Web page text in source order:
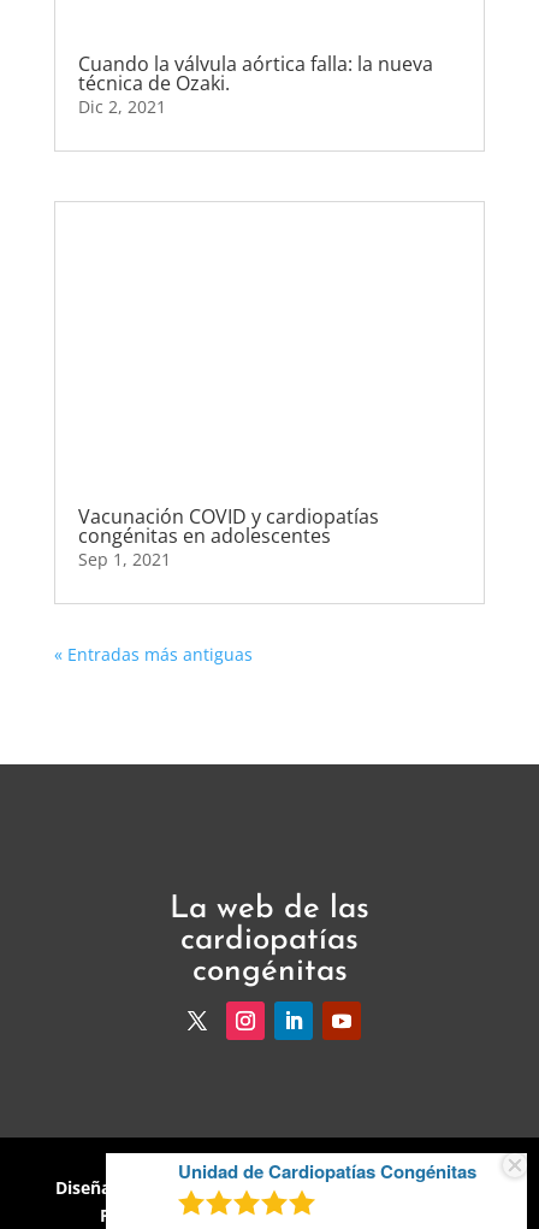
Cuando la válvula aórtica falla: la nueva
técnica de Ozaki.
Dic 2, 2021
Vacunación COVID y cardiopatías
congénitas en adolescentes
Sep 1, 2021
« Entradas más antiguas
La web de las
cardiopatías
congénitas
Diseñado por Valmond Group· Política de Cookies
Política de Privacidad· Aviso Legal · 2026
Unidad de Cardiopatías Congénitas